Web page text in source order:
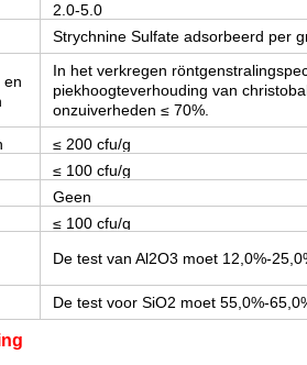
2.0-5.0
Strychnine Sulfate adsorbeerd per
en
In het verkregen
piekhoogteverhouding van
onzuiverheden ≤ 70%.
≤ 200 cfu/g
≤ 100 cfu/g
Geen
≤ 100 cfu/g
De test van Al2O3 moet 12,0%-
De test voor SiO2 moet 55,0%-